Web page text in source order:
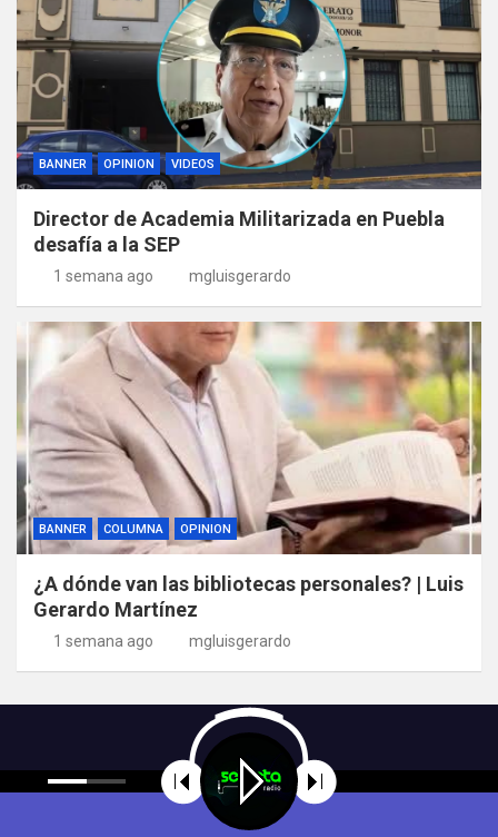
BANNER OPINION VIDEOS
Director de Academia Militarizada en Puebla
desafía a la SEP
1 semana ago mgluisgerardo
BANNER COLUMNA OPINION
¿A dónde van las bibliotecas personales? | Luis
Gerardo Martínez
1 semana ago mgluisgerardo